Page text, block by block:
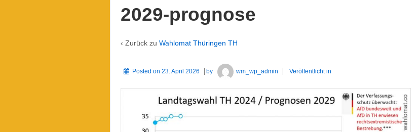
2029-prognose
‹ Zurück zu Wahlomat Thüringen TH
Posted on 23. April 2026 by wm_wp_admin Veröffentlicht in